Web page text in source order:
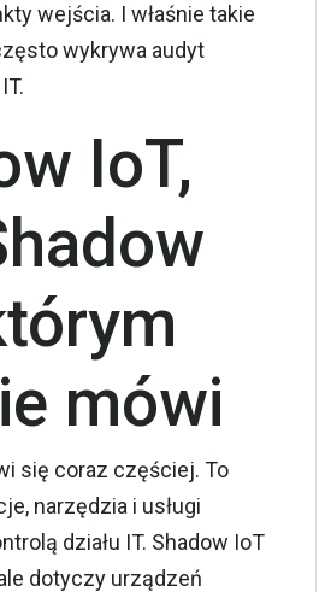
wejścia. I właśnie takie
wykrywa audyt
IoT,
mówi
się coraz częściej. To
narzędzia i usługi
działu IT. Shadow IoT
dotyczy urządzeń